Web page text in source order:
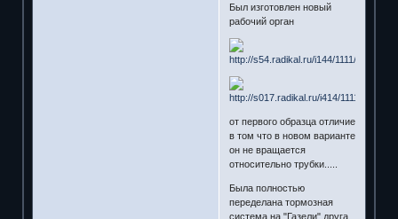
Был изготовлен новый
рабочий орган
от первого образца отличие
в том что в новом варианте
он не вращается
относительно трубки.....
Была полностью
переделана тормозная
система на "Газели" друга,